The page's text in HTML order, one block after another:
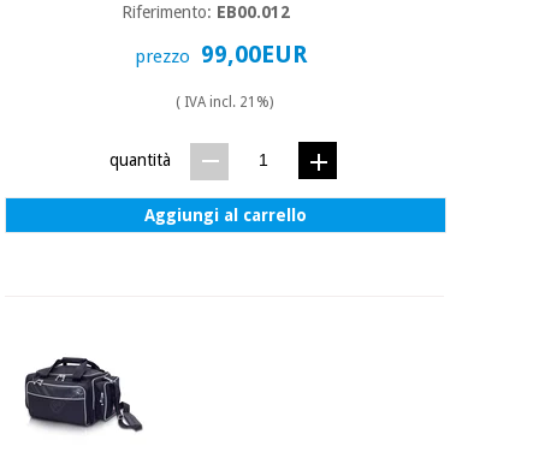
Riferimento: EB00.012
prezzo 99,00EUR
( IVA incl. 21%)
quantità
Aggiungi al carrello